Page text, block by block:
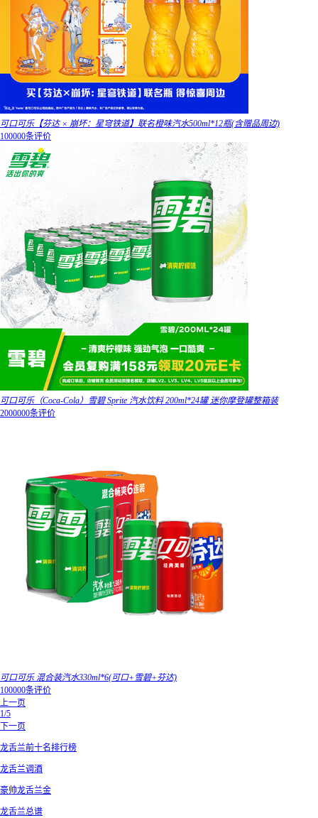
可口可乐【芬达 × 崩坏：星穹铁道】联名橙味汽水500ml*12瓶(含赠品周边)
100000条评价
可口可乐（Coca-Cola）雪碧 Sprite 汽水饮料 200ml*24罐 迷你摩登罐整箱装
2000000条评价
可口可乐 混合装汽水330ml*6(可口+雪碧+芬达)
100000条评价
上一页
1/5
下一页
龙舌兰前十名排行榜
龙舌兰调酒
豪帅龙舌兰金
龙舌兰总谱